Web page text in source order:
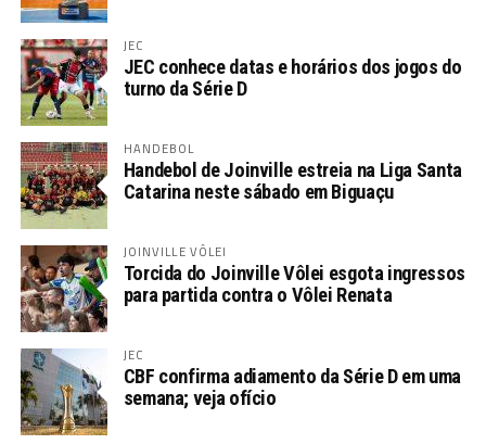
JEC
JEC conhece datas e horários dos jogos do
turno da Série D
HANDEBOL
Handebol de Joinville estreia na Liga Santa
Catarina neste sábado em Biguaçu
JOINVILLE VÔLEI
Torcida do Joinville Vôlei esgota ingressos
para partida contra o Vôlei Renata
JEC
CBF confirma adiamento da Série D em uma
semana; veja ofício